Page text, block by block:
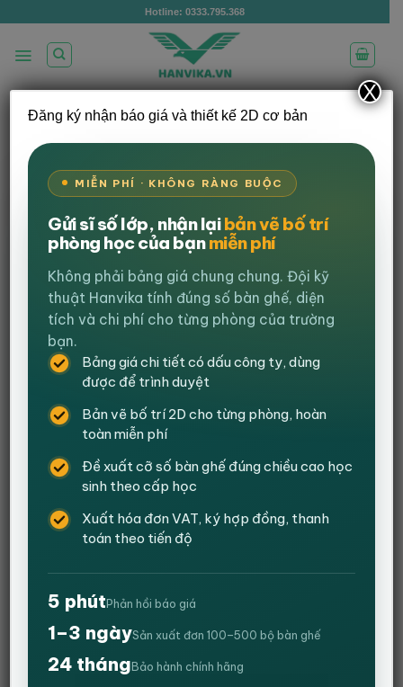
qua
dung
Hotline: 0333.795.368
Ghế game giá rẻ trở thành xu hướng
trong nội thất văn phòng
Đăng vào14 Tháng 11, 2022 bởiadmin
Views: 648
Ghế game giá rẻhiện nay không chỉ được yêu thích sử
dụng bởi các game thủ, streamer mà các anh chị em văn
phòng cũng xem đây như là món quà cho chính bản
thân mình khi ngồi làm việc tại công ty. Khảo sát một
chút sẽ thấy, có đến 1/3 công ty đã trang bị cho nhân
viên yêu quý của mình những chiếc ghế “tưởng chừng là
để chơi game” nhưng nó đang cho nhân viên của họ gắn
bó với công ty lâu hơn.
Đăng ký nhận báo giá và thiết kế 2D cơ bản
MIỄN PHÍ · KHÔNG RÀNG BUỘC
Gửi sĩ số lớp, nhận lạibản vẽ bố trí
phòng học của bạnmiễn phí
Không phải bảng giá chung chung. Đội kỹ
thuật Hanvika tính đúng số bàn ghế, diện
tích và chi phí cho từng phòng của trường
bạn.
Bảng giá chi tiết có dấu công ty, dùng
được để trình duyệt
Bản vẽ bố trí 2D cho từng phòng, hoàn
toàn miễn phí
Đề xuất cỡ số bàn ghế đúng chiều cao học
sinh theo cấp học
Xuất hóa đơn VAT, ký hợp đồng, thanh
toán theo tiến độ
5 phútPhản hồi báo giá
1–3 ngàySản xuất đơn 100–500 bộ bàn ghế
24 thángBảo hành chính hãng
X